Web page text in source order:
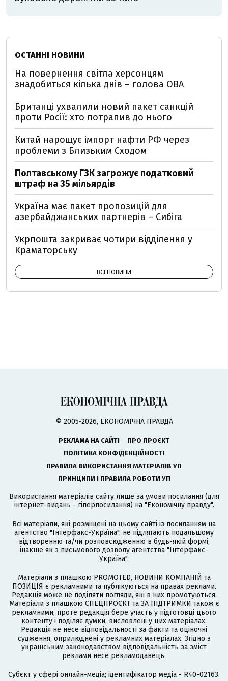
ОСТАННІ НОВИНИ
На повернення світла херсонцям
знадобиться кілька днів – голова ОВА
Британці ухвалили новий пакет санкцій
проти Росії: хто потрапив до нього
Китай нарощує імпорт нафти РФ через
проблеми з Близьким Сходом
Полтавському ГЗК загрожує податковий
штраф на 35 мільярдів
Україна має пакет пропозицій для
азербайджанських партнерів – Сибіга
Укрпошта закриває чотири відділення у
Краматорську
ВСІ НОВИНИ
© 2005-2026, ЕКОНОМІЧНА ПРАВДА
РЕКЛАМА НА САЙТІ
ПРО ПРОЄКТ
ПОЛІТИКА КОНФІДЕНЦІЙНОСТІ
ПРАВИЛА ВИКОРИСТАННЯ МАТЕРІАЛІВ УП
ПРИНЦИПИ І ПРАВИЛА РОБОТИ УП
Використання матеріалів сайту лише за умови посилання (для
інтернет-видань - гіперпосилання) на "Економічну правду".
Всі матеріали, які розміщені на цьому сайті із посиланням на
агентство "Інтерфакс-Україна", не підлягають подальшому
відтворенню та/чи розповсюдженню в будь-якій формі,
інакше як з письмового дозволу агентства "Інтерфакс-
Україна".
Матеріали з плашкою PROMOTED, НОВИНИ КОМПАНІЙ та
ПОЗИЦІЯ є рекламними та публікуються на правах реклами.
Редакція може не поділяти погляди, які в них промотуються.
Матеріали з плашкою СПЕЦПРОЄКТ та ЗА ПІДТРИМКИ також є
рекламними, проте редакція бере участь у підготовці цього
контенту і поділяє думки, висловлені у цих матеріалах.
Редакція не несе відповідальності за факти та оціночні
судження, оприлюднені у рекламних матеріалах. Згідно з
українським законодавством відповідальність за зміст
реклами несе рекламодавець.
Cубєкт у сфері онлайн-медіа; ідентифікатор медіа - R40-02163.